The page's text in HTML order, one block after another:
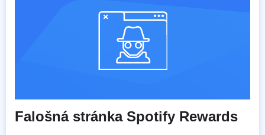
Falošná stránka Spotify Rewards